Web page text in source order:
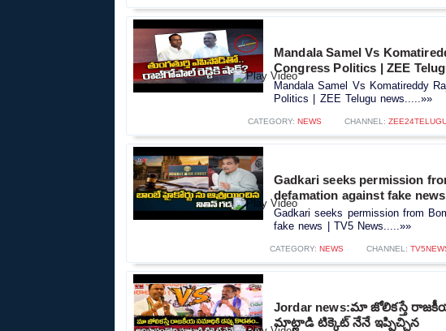
Mandala Samel Vs
Congress Politics | ZEE
Mandala Samel Vs Komatireddy
Politics | ZEE Telugu news.....»»
CATEGORY: NEWS CHANNEL:
Gadkari seeks permission
defamation against fake
Gadkari seeks permission from
fake news | TV5 News.....»»
CATEGORY: NEWS CHANNEL:
Jordar news:మా జోలికస్తే
మాట్లాడి టిక్కెట్ నేనే ఇప్పిచ్చిన